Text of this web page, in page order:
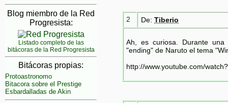
Blog miembro de la Red
Progresista:
Listado completo de las
bitácoras de la Red Progresista
Bitácoras propias:
Protoastronomo
Bitacora sobre el Prestige
Esbardalladas de Akin
2 De: Tiberio
Ah, es curiosa. Durante
"ending" de Naruto el tema
http://www.youtube.com/